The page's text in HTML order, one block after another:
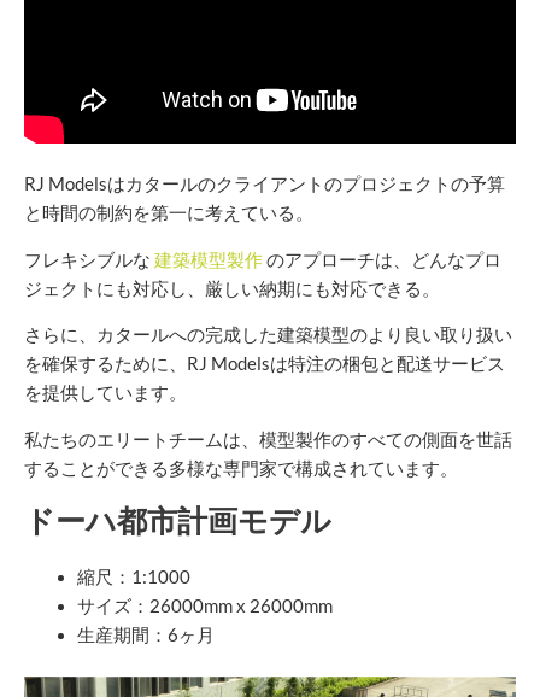
RJ Modelsはカタールのクライアントのプロジェクトの予算
と時間の制約を第一に考えている。
フレキシブルな 建築模型製作のアプローチは、どんなプロ
ジェクトにも対応し、厳しい納期にも対応できる。
さらに、カタールへの完成した建築模型のより良い取り扱い
を確保するために、RJ Modelsは特注の梱包と配送サービス
を提供しています。
私たちのエリートチームは、模型製作のすべての側面を世話
することができる多様な専門家で構成されています。
ドーハ都市計画モデル
縮尺：1:1000
サイズ：26000mm x 26000mm
生産期間：6ヶ月